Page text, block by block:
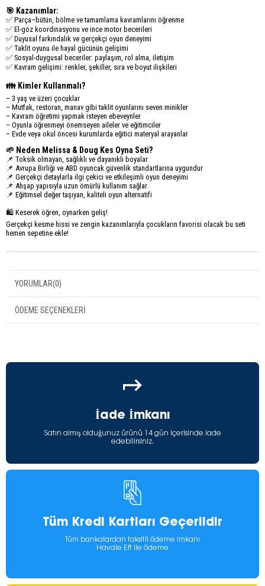
🎯 Kazanımlar:
✅ Parça–bütün, bölme ve tamamlama kavramlarını öğrenme
✅ El-göz koordinasyonu ve ince motor becerileri
✅ Duyusal farkındalık ve gerçekçi oyun deneyimi
✅ Taklit oyunu ile hayal gücünün gelişimi
✅ Sosyal-duygusal beceriler: paylaşım, rol alma, iletişim
✅ Kavram gelişimi: renkler, şekiller, sıra ve boyut ilişkileri
👪 Kimler Kullanmalı?
– 3 yaş ve üzeri çocuklar
– Mutfak, restoran, manav gibi taklit oyunlarını seven minikler
– Kavram öğretimi yapmak isteyen ebeveynler
– Oyunla öğrenmeyi önemseyen aileler ve eğitimciler
– Evde veya okul öncesi kurumlarda eğitici materyal arayanlar
🌱 Neden Melissa & Doug Kes Oyna Seti?
📌 Toksik olmayan, sağlıklı ve dayanıklı boyalar
📌 Avrupa Birliği ve ABD oyuncak güvenlik standartlarına uygundur
📌 Gerçekçi detaylarla ilgi çekici ve etkileşimli oyun deneyimi
📌 Ahşap yapısıyla uzun ömürlü kullanım sağlar
📌 Eğitimsel değer taşıyan, kaliteli oyun alternatifi
🛍️ Keserek öğren, oynarken geliş!
Gerçekçi kesme hissi ve zengin kazanımlarıyla çocukların favorisi olacak bu seti
hemen sepetine ekle!
YORUMLAR(0)
ÖDEME SEÇENEKLERI
İade İmkanı
Satın almış olduğunuz ürünü 14 gün içerisinde iade
edebilirsiniz.
Tüm Kredi Kartları Geçerlidir
Tüm bankalardan taksitli ödeme imkanı
Havale Eft ile ödeme